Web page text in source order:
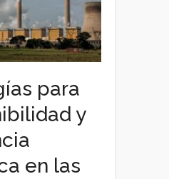
para
y
en las